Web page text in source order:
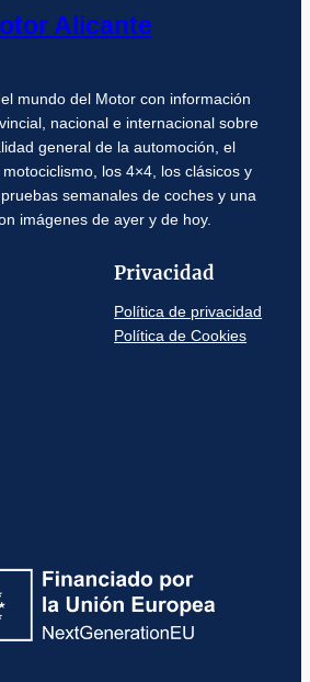
Alicante
mundo del Motor con información
nacional e internacional sobre
general de la automoción, el
los 4×4, los clásicos y
semanales de coches y una
imágenes de ayer y de hoy.
Privacidad
Política de privacidad
Política de Cookies